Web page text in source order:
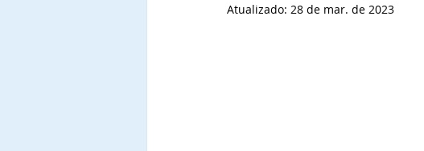
Atualizado: 28 de mar. de 2023